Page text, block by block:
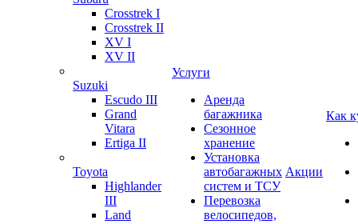
Crosstrek I
Crosstrek II
XV I
XV II
Suzuki
Escudo III
Grand
Vitara
Ertiga II
Toyota
Highlander
III
Land
Услуги
Аренда
багажника
Сезонное
хранение
Установка
автобагажных
систем и ТСУ
Перевозка
велосипедов,
Акции
Как